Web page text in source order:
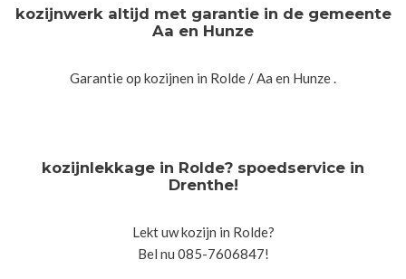
kozijnwerk altijd met garantie in de gemeente
Aa en Hunze
Garantie op kozijnen in Rolde / Aa en Hunze .
kozijnlekkage in Rolde? spoedservice in
Drenthe!
Lekt uw kozijn in Rolde?
Bel nu 085-7606847!